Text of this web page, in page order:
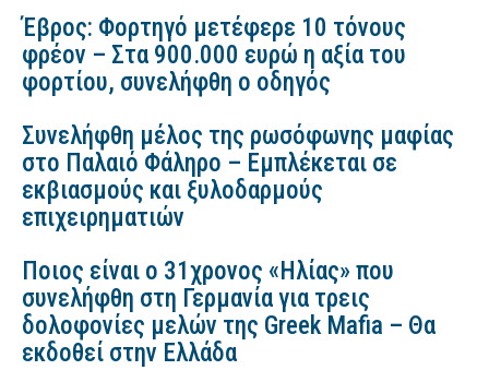
Έβρος: Φορτηγό μετέφερε 10 τόνους
φρέον – Στα 900.000 ευρώ η αξία του
φορτίου, συνελήφθη ο οδηγός
Συνελήφθη μέλος της ρωσόφωνης μαφίας
στο Παλαιό Φάληρο – Εμπλέκεται σε
εκβιασμούς και ξυλοδαρμούς
επιχειρηματιών
Ποιος είναι ο 31χρονος «Ηλίας» που
συνελήφθη στη Γερμανία για τρεις
δολοφονίες μελών της Greek Mafia – Θα
εκδοθεί στην Ελλάδα